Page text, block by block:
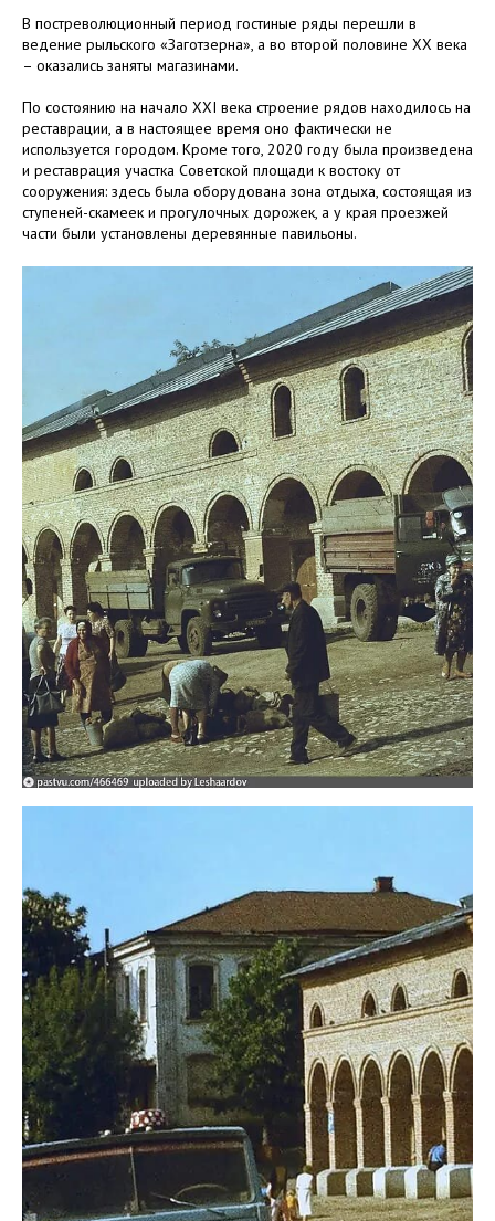
В постреволюционный период гостиные ряды перешли в
ведение рыльского «Заготзерна», а во второй половине XX века
– оказались заняты магазинами.
По состоянию на начало XXI века строение рядов находилось на
реставрации, а в настоящее время оно фактически не
используется городом. Кроме того, 2020 году была произведена
и реставрация участка Советской площади к востоку от
сооружения: здесь была оборудована зона отдыха, состоящая из
ступеней-скамеек и прогулочных дорожек, а у края проезжей
части были установлены деревянные павильоны.